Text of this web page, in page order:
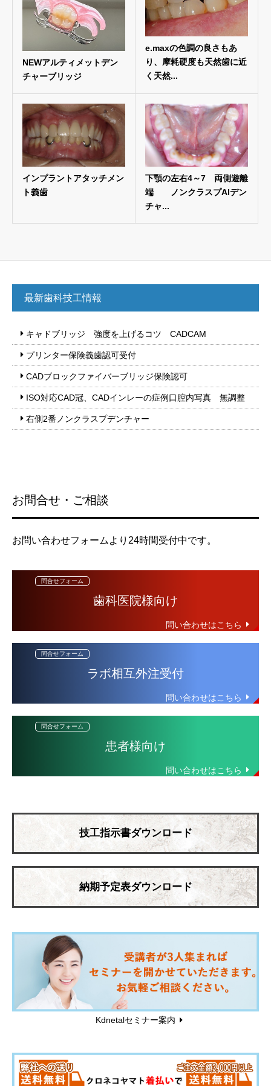
NEWアルティメットデン
チャーブリッジ
e.maxの色調の良さもあ
り、摩耗硬度も天然歯に近
く天然...
インプラントアタッチメン
ト義歯
下顎の左右4～7 両側遊離
端 ノンクラスプAIデン
チャ...
最新歯科技工情報
キャドブリッジ 強度を上げるコツ CADCAM
プリンター保険義歯認可受付
CADブロックファイバーブリッジ保険認可
ISO対応CAD冠、CADインレーの症例口腔内写真 無調整
右側2番ノンクラスプデンチャー
お問合せ・ご相談
お問い合わせフォームより24時間受付中です。
歯科医院様向け
ラボ相互外注受付
患者様向け
技工指示書ダウンロード
納期予定表ダウンロード
Kdnetalセミナー案内